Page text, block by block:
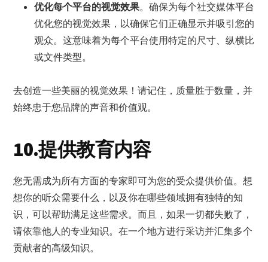
优化每个平台的视觉效果。确保为每个社交媒体平台
优化您的视觉效果，以确保它们正确显示并吸引您的
观众。这意味着为每个平台使用特定的尺寸、纵横比
或文件类型。
去创造一些美丽的视觉效果！请记住，质量胜于数量，并
始终忠于您品牌的声音和价值观。
10.提供教育内容
您无需成为所有方面的专家即可为您的受众提供价值。想
想你的听众需要什么，以及你在哪些领域拥有独特的知
识，可以帮助满足这些需求。而且，如果一切都失败了，
请依靠他人的专业知识。在一个地方进行采访并汇集多个
贡献者的高级知识。